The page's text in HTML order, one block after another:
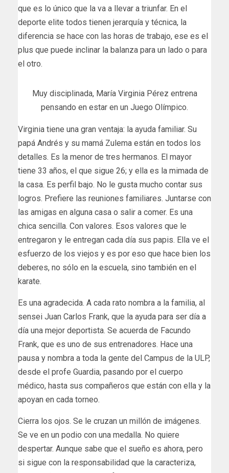
que es lo único que la va a llevar a triunfar. En el
deporte elite todos tienen jerarquía y técnica, la
diferencia se hace con las horas de trabajo, ese es el
plus que puede inclinar la balanza para un lado o para
el otro.
Muy disciplinada, María Virginia Pérez entrena
pensando en estar en un Juego Olímpico.
Virginia tiene una gran ventaja: la ayuda familiar. Su
papá Andrés y su mamá Zulema están en todos los
detalles. Es la menor de tres hermanos. El mayor
tiene 33 años, el que sigue 26; y ella es la mimada de
la casa. Es perfil bajo. No le gusta mucho contar sus
logros. Prefiere las reuniones familiares. Juntarse con
las amigas en alguna casa o salir a comer. Es una
chica sencilla. Con valores. Esos valores que le
entregaron y le entregan cada día sus papis. Ella ve el
esfuerzo de los viejos y es por eso que hace bien los
deberes, no sólo en la escuela, sino también en el
karate.
Es una agradecida. A cada rato nombra a la familia, al
sensei Juan Carlos Frank, que la ayuda para ser día a
día una mejor deportista. Se acuerda de Facundo
Frank, que es uno de sus entrenadores. Hace una
pausa y nombra a toda la gente del Campus de la ULP,
desde el profe Guardia, pasando por el cuerpo
médico, hasta sus compañeros que están con ella y la
apoyan en cada torneo.
Cierra los ojos. Se le cruzan un millón de imágenes.
Se ve en un podio con una medalla. No quiere
despertar. Aunque sabe que el sueño es ahora, pero
si sigue con la responsabilidad que la caracteriza,